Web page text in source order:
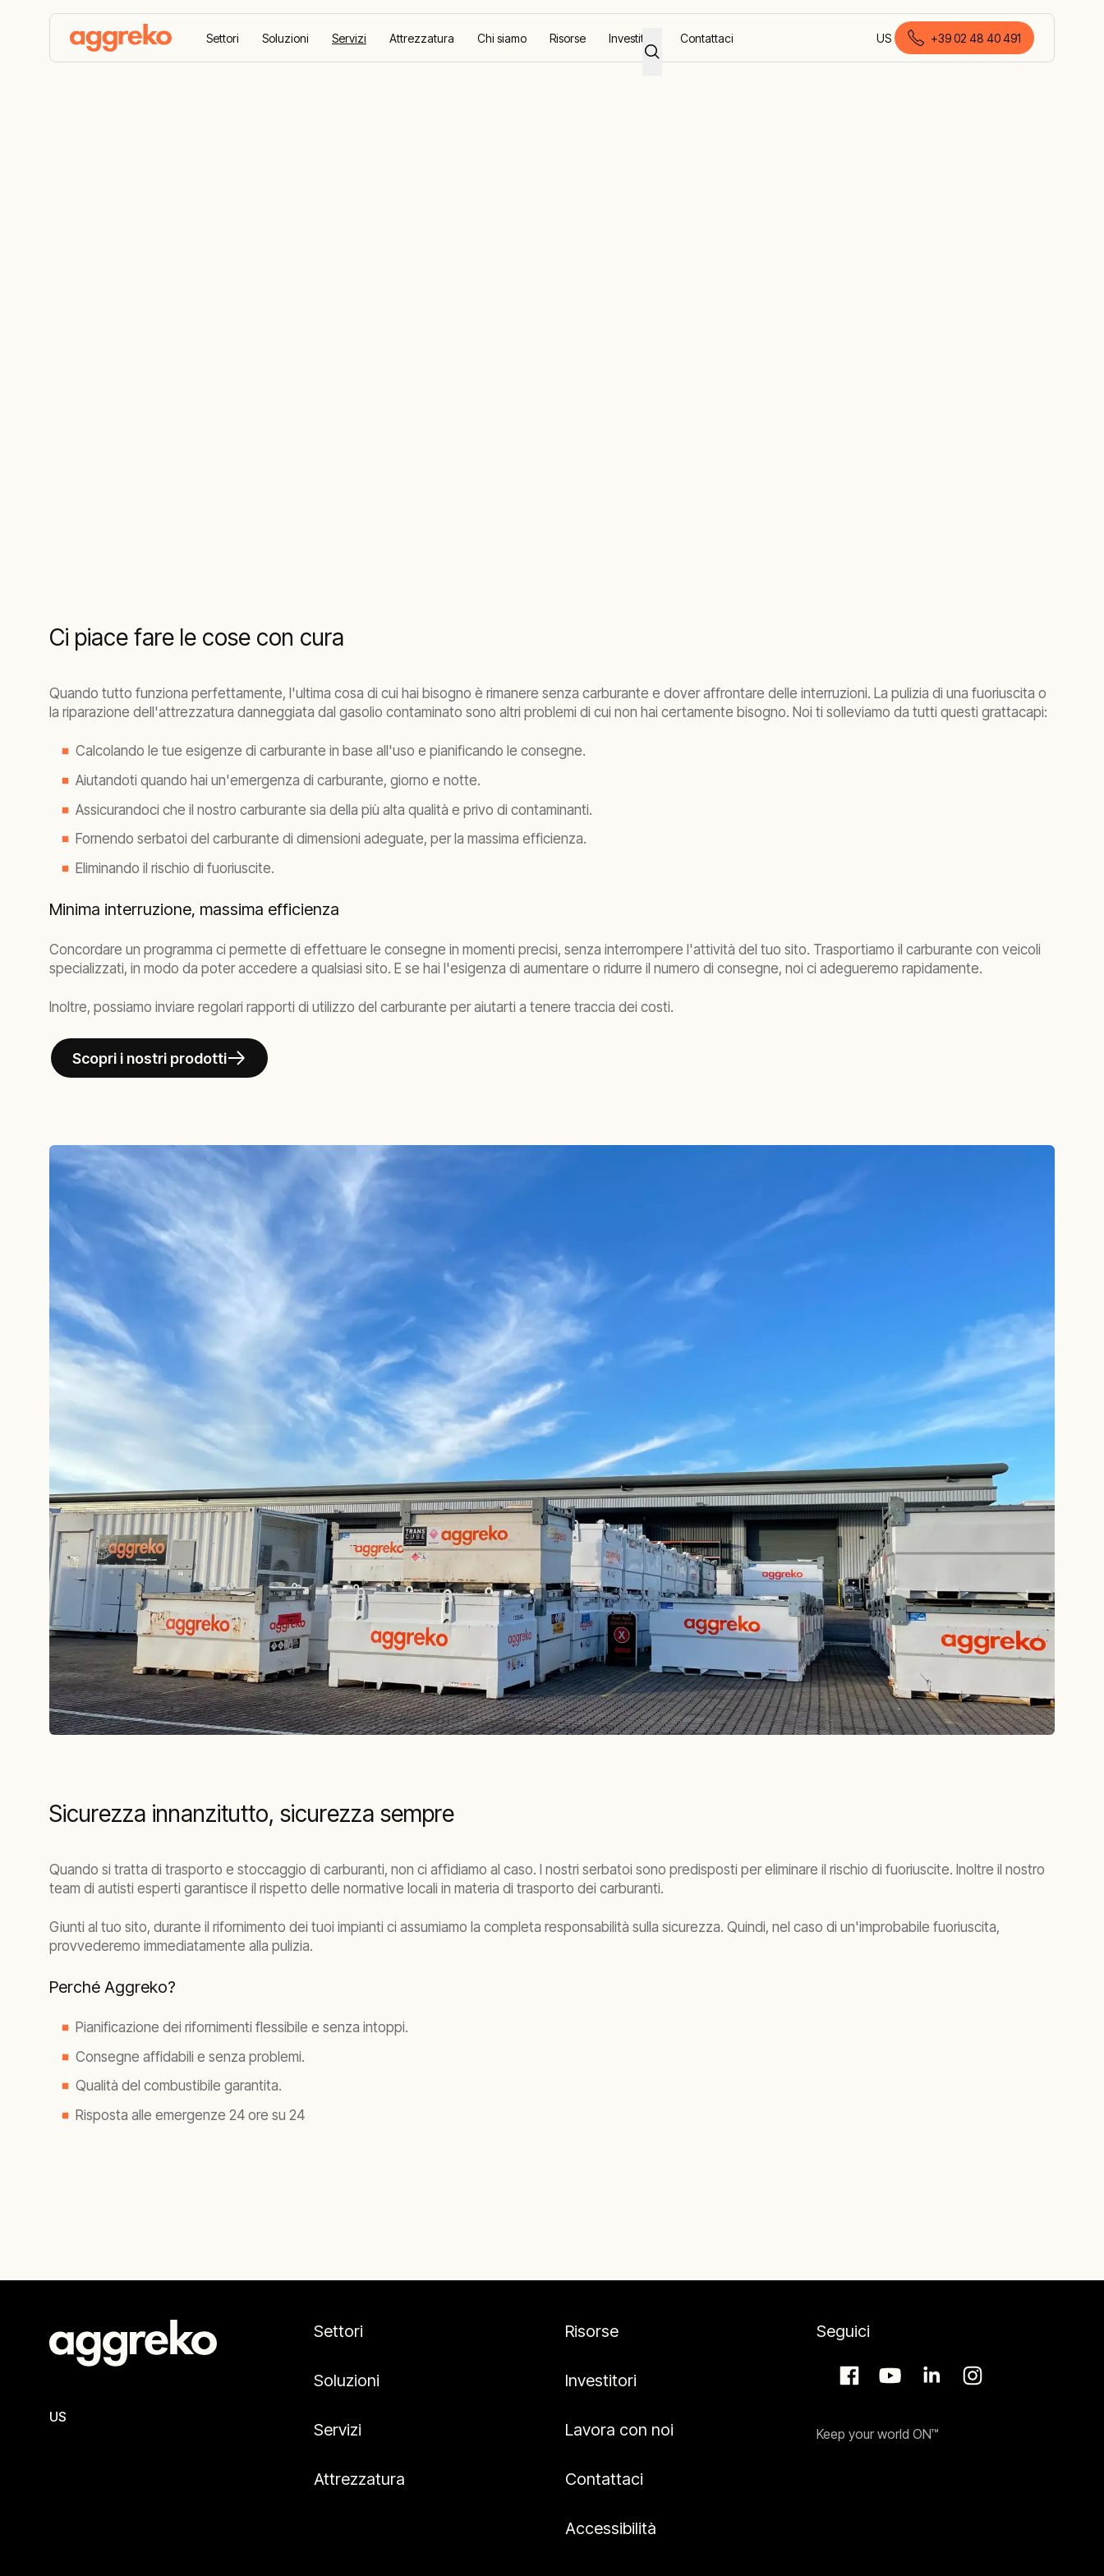
Settori Soluzioni Servizi Attrezzatura Chi siamo Risorse Investitori Contattaci US
italiano (Italia)
+39 02 48 40 491
Ci piace fare le cose con cura
Quando tutto funziona perfettamente, l'ultima cosa di cui hai bisogno è rimanere senza carburante e dover affrontare delle interruzioni. La pulizia di una fuoriuscita o
la riparazione dell'attrezzatura danneggiata dal gasolio contaminato sono altri problemi di cui non hai certamente bisogno. Noi ti solleviamo da tutti questi grattacapi:
Calcolando le tue esigenze di carburante in base all'uso e pianificando le consegne.
Aiutandoti quando hai un'emergenza di carburante, giorno e notte.
Assicurandoci che il nostro carburante sia della più alta qualità e privo di contaminanti.
Fornendo serbatoi del carburante di dimensioni adeguate, per la massima efficienza.
Eliminando il rischio di fuoriuscite.
Minima interruzione, massima efficienza
Concordare un programma ci permette di effettuare le consegne in momenti precisi, senza interrompere l'attività del tuo sito. Trasportiamo il carburante con veicoli
specializzati, in modo da poter accedere a qualsiasi sito. E se hai l'esigenza di aumentare o ridurre il numero di consegne, noi ci adegueremo rapidamente.
Inoltre, possiamo inviare regolari rapporti di utilizzo del carburante per aiutarti a tenere traccia dei costi.
Scopri i nostri prodotti
Sicurezza innanzitutto, sicurezza sempre
Quando si tratta di trasporto e stoccaggio di carburanti, non ci affidiamo al caso. I nostri serbatoi sono predisposti per eliminare il rischio di fuoriuscite. Inoltre il nostro
team di autisti esperti garantisce il rispetto delle normative locali in materia di trasporto dei carburanti.
Giunti al tuo sito, durante il rifornimento dei tuoi impianti ci assumiamo la completa responsabilità sulla sicurezza. Quindi, nel caso di un'improbabile fuoriuscita,
provvederemo immediatamente alla pulizia.
Perché Aggreko?
Pianificazione dei rifornimenti flessibile e senza intoppi.
Consegne affidabili e senza problemi.
Qualità del combustibile garantita.
Risposta alle emergenze 24 ore su 24
US
Settori
Soluzioni
Servizi
Attrezzatura
Risorse
Investitori
Lavora con noi
Contattaci
Accessibilità
Seguici
Keep your world ON™